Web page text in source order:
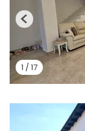
1 /17
Previous